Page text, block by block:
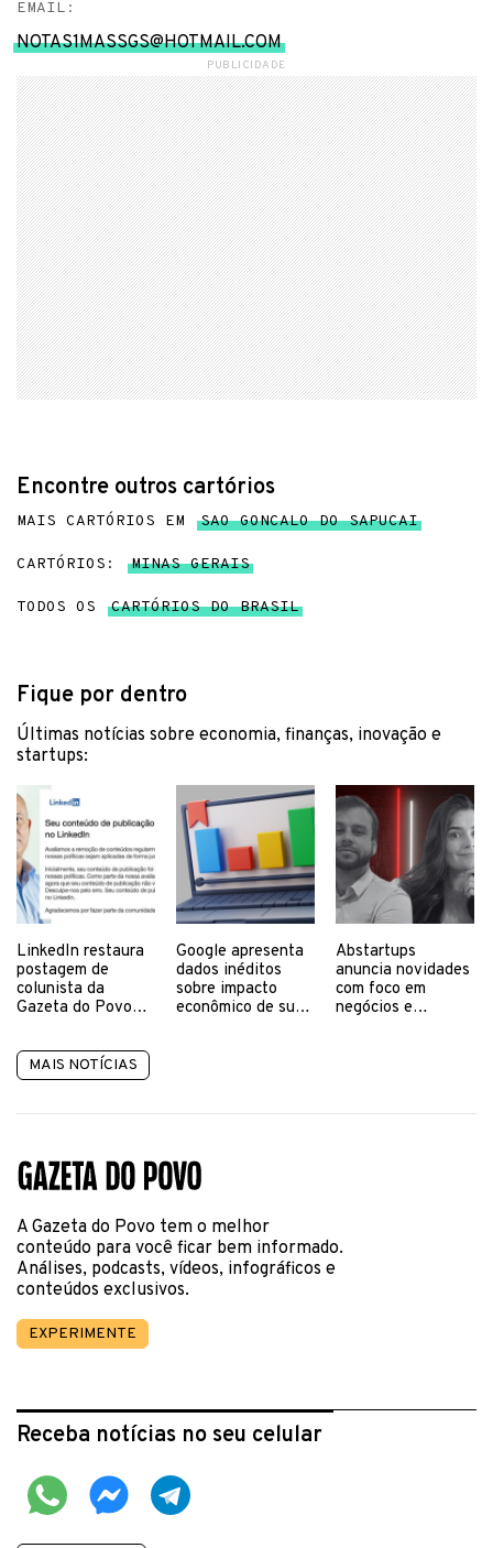
EMAIL:
NOTAS1MASSGS@HOTMAIL.COM
PUBLICIDADE
Encontre outros cartórios
MAIS CARTÓRIOS EM SAO GONCALO DO SAPUCAI
CARTÓRIOS: MINAS GERAIS
TODOS OS CARTÓRIOS DO BRASIL
Fique por dentro
Últimas notícias sobre economia, finanças, inovação e
startups:
LinkedIn restaura
postagem de
colunista da
Gazeta do Povo
suposta
“desinformação”
Google apresenta
dados inéditos
sobre impacto
econômico de suas
Abstartups
anuncia novidades
com foco em
negócios e
MAIS NOTÍCIAS
A Gazeta do Povo tem o melhor
conteúdo para você ficar bem informado.
Análises, podcasts, vídeos, infográficos e
conteúdos exclusivos.
EXPERIMENTE
Receba notícias no seu celular